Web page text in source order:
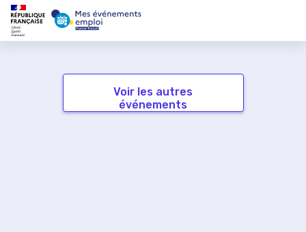
Voir les autres
événements